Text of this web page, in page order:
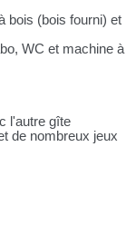
bois (bois fourni) et
WC et machine à
l'autre gîte
de nombreux jeux